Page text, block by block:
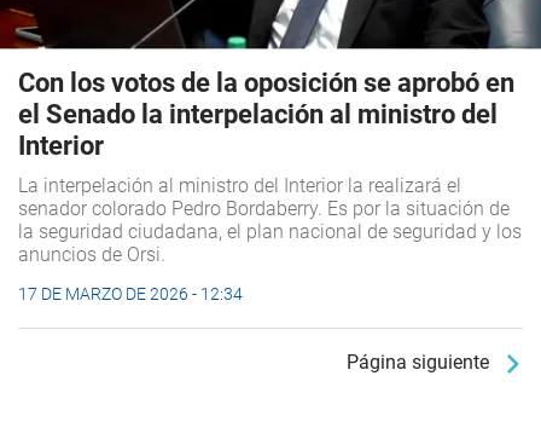
Con los votos de la oposición se aprobó en
el Senado la interpelación al ministro del
Interior
La interpelación al ministro del Interior la realizará el
senador colorado Pedro Bordaberry. Es por la situación de
la seguridad ciudadana, el plan nacional de seguridad y los
anuncios de Orsi.
17 DE MARZO DE 2026 - 12:34
Página siguiente